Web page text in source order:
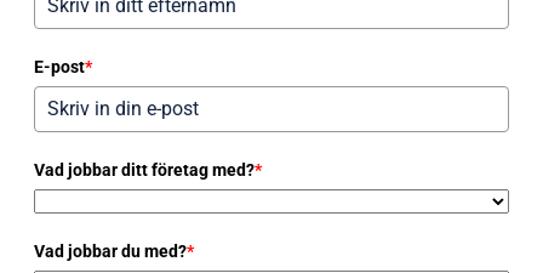
E-post*
Vad jobbar ditt företag med?*
Vad jobbar du med?*